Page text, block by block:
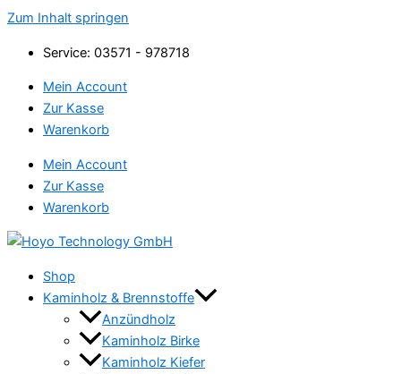
Zum Inhalt springen
Service: 03571 - 978718
Mein Account
Zur Kasse
Warenkorb
Mein Account
Zur Kasse
Warenkorb
Shop
Kaminholz & Brennstoffe
Anzündholz
Kaminholz Birke
Kaminholz Kiefer